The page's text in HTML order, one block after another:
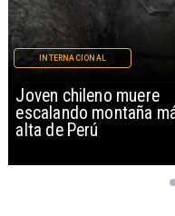
Brasil reduce contacto
diplomático con
Argentina por dichos de
INTERNACIONAL